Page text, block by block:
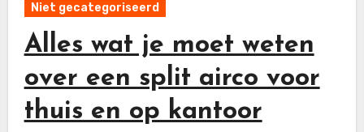
Niet gecategoriseerd
Alles wat je moet weten
over een split airco voor
thuis en op kantoor